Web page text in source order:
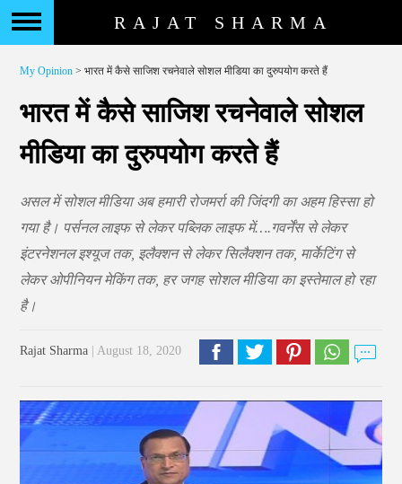
RAJAT SHARMA
My Opinion > भारत में कैसे साजिश रचनेवाले सोशल मीडिया का दुरुपयोग करते हैं
भारत में कैसे साजिश रचनेवाले सोशल
मीडिया का दुरुपयोग करते हैं
असल में सोशल मीडिया अब हमारी रोजमर्रा की जिंदगी का अहम हिस्सा हो
गया है। पर्सनल लाइफ से लेकर पब्लिक लाइफ में….गवर्नेंस से लेकर
इंटरनेशनल इश्यूज तक, इलैक्शन से लेकर सिलैक्शन तक, मार्केटिंग से
लेकर ओपीनियन मेकिंग तक, हर जगह सोशल मीडिया का इस्तेमाल हो रहा
है।
Rajat Sharma | August 18, 2020